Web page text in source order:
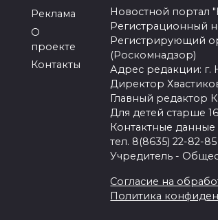
Реклама
О
проекте
Контакты
Новостной портал
Регистрационный
Регистрирующий
(Роскомнадзор)
Адрес редакции: г.
Директор
Главный редактор
Для детей старше
Контактные
тел. 8(8635) 22-82-85
Учредитель -
Согласие на
Политика